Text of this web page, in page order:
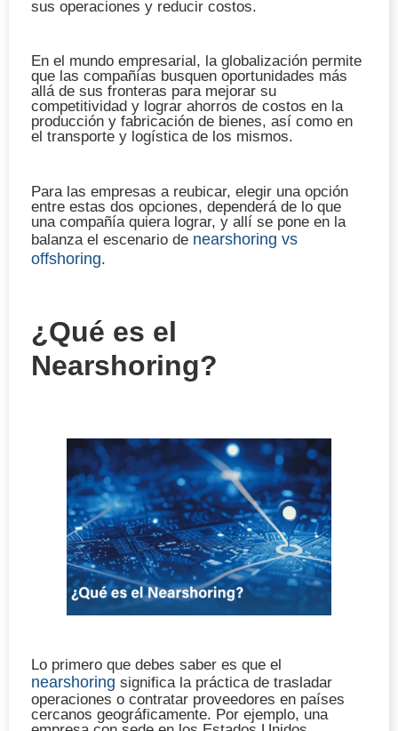
sus operaciones y reducir costos.
En el mundo empresarial, la globalización permite
que las compañías busquen oportunidades más
allá de sus fronteras para mejorar su
competitividad y lograr ahorros de costos en la
producción y fabricación de bienes, así como en
el transporte y logística de los mismos.
Para las empresas a reubicar, elegir una opción
entre estas dos opciones, dependerá de lo que
una compañía quiera lograr, y allí se pone en la
balanza el escenario de nearshoring vs
offshoring.
¿Qué es el
Nearshoring?
Lo primero que debes saber es que el
nearshoring significa la práctica de trasladar
operaciones o contratar proveedores en países
cercanos geográficamente. Por ejemplo, una